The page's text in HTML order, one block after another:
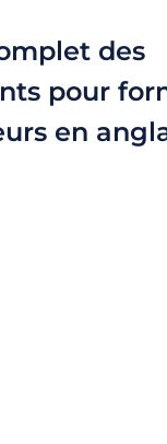
des
pour
en